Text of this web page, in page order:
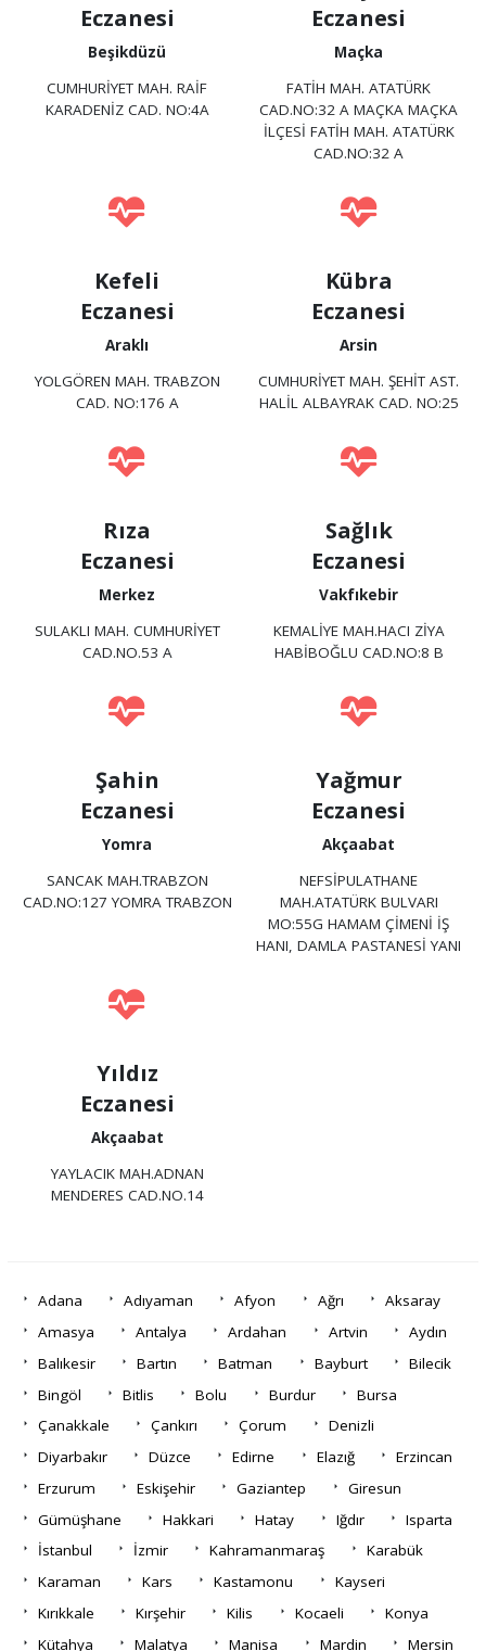
Eczanesi
Beşikdüzü
CUMHURİYET MAH. RAİF
KARADENİZ CAD. NO:4A
Eczanesi
Maçka
FATİH MAH. ATATÜRK
CAD.NO:32 A MAÇKA MAÇKA
İLÇESİ FATİH MAH. ATATÜRK
CAD.NO:32 A
Kefeli
Eczanesi
Araklı
YOLGÖREN MAH. TRABZON
CAD. NO:176 A
Kübra
Eczanesi
Arsin
CUMHURİYET MAH. ŞEHİT AST.
HALİL ALBAYRAK CAD. NO:25
Rıza
Eczanesi
Merkez
SULAKLI MAH. CUMHURİYET
CAD.NO.53 A
Sağlık
Eczanesi
Vakfıkebir
KEMALİYE MAH.HACI ZİYA
HABİBOĞLU CAD.NO:8 B
Şahin
Eczanesi
Yomra
SANCAK MAH.TRABZON
CAD.NO:127 YOMRA TRABZON
Yağmur
Eczanesi
Akçaabat
NEFSİPULATHANE
MAH.ATATÜRK BULVARI
MO:55G HAMAM ÇİMENİ İŞ
HANI, DAMLA PASTANESİ YANI
Yıldız
Eczanesi
Akçaabat
YAYLACIK MAH.ADNAN
MENDERES CAD.NO.14
Adana Adıyaman Afyon Ağrı
Aksaray
Amasya
Antalya Ardahan Artvin
Aydın
Balıkesir
Bartın Batman Bayburt
Bilecik
Bingöl
Bitlis Bolu Burdur
Bursa
Çanakkale
Çankırı Çorum
Denizli
Diyarbakır
Düzce Edirne Elazığ
Erzincan
Erzurum
Eskişehir Gaziantep
Giresun
Gümüşhane
Hakkari Hatay Iğdır
Isparta
İstanbul
İzmir Kahramanmaraş
Karabük
Karaman
Kars Kastamonu
Kayseri
Kırıkkale
Kırşehir Kilis Kocaeli
Konya
Kütahya
Malatya Manisa Mardin Mersin